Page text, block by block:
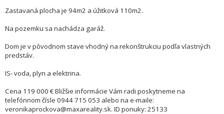
Zastavaná plocha je 94m2 a úžitková 110m2.
Na pozemku sa nachádza garáž.
Dom je v pôvodnom stave vhodný na rekonštrukciu podľa vlastných
predstáv.
IS- voda, plyn a elektrina.
Cena 119 000 € Bližšie informácie Vám radi poskytneme na
telefónnom čísle 0944 715 053 alebo na e-maile:
veronikaprockova@maxareality.sk. ID ponuky: 25133